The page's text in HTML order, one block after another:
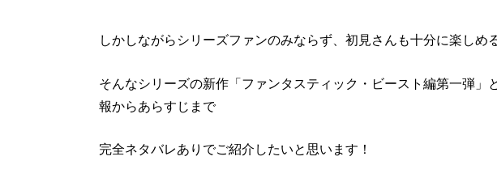
しかしながらシリーズファンのみならず、初見さんも十分に楽しめ
そんなシリーズの新作「ファンタスティック・ビースト編第一弾」
報からあらすじまで
完全ネタバレありでご紹介したいと思います！